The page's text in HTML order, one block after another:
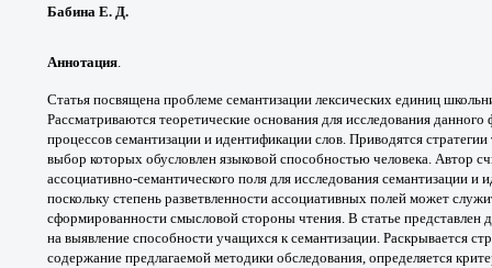
Бабина Е. Д.
Аннотация.
Статья посвящена проблеме семантизации лексических единиц
Рассматриваются теоретические основания для исследования данного
процессов семантизации и идентификации слов. Приводятся
выбор которых обусловлен языковой способностью человека. Автор
ассоциативно-семантического поля для исследования семантизации и
поскольку степень разветвленности ассоциативных полей может
сформированности смысловой стороны чтения. В статье представлен
на выявление способности учащихся к семантизации. Раскрывается
содержание предлагаемой методики обследования, определяется